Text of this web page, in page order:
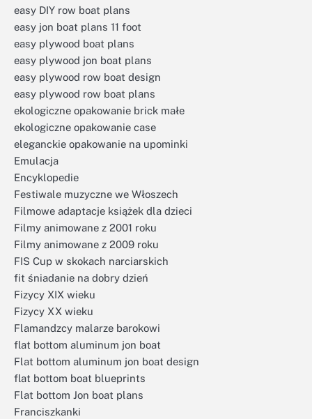
easy DIY row boat plans
easy jon boat plans 11 foot
easy plywood boat plans
easy plywood jon boat plans
easy plywood row boat design
easy plywood row boat plans
ekologiczne opakowanie brick małe
ekologiczne opakowanie case
eleganckie opakowanie na upominki
Emulacja
Encyklopedie
Festiwale muzyczne we Włoszech
Filmowe adaptacje książek dla dzieci
Filmy animowane z 2001 roku
Filmy animowane z 2009 roku
FIS Cup w skokach narciarskich
fit śniadanie na dobry dzień
Fizycy XIX wieku
Fizycy XX wieku
Flamandzcy malarze barokowi
flat bottom aluminum jon boat
Flat bottom aluminum jon boat design
flat bottom boat blueprints
Flat bottom Jon boat plans
Franciszkanki